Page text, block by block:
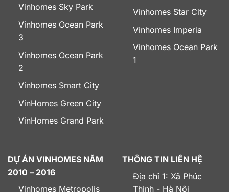
Vinhomes Sky Park
Vinhomes Ocean Park
3
Vinhomes Ocean Park
2
Vinhomes Smart City
VinHomes Green City
VinHomes Grand Park
Vinhomes Star City
Vinhomes Imperia
Vinhomes Ocean Park
1
DỰ ÁN VINHOMES NĂM
2010 – 2016
Vinhomes Metropolis
THÔNG TIN LIÊN HỆ
Địa chỉ 1: Xã Phúc
Thịnh - Hà Nội